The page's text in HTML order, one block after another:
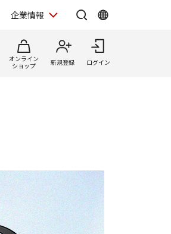
企業情報
オンライン
ショップ
新規登録 ログイン